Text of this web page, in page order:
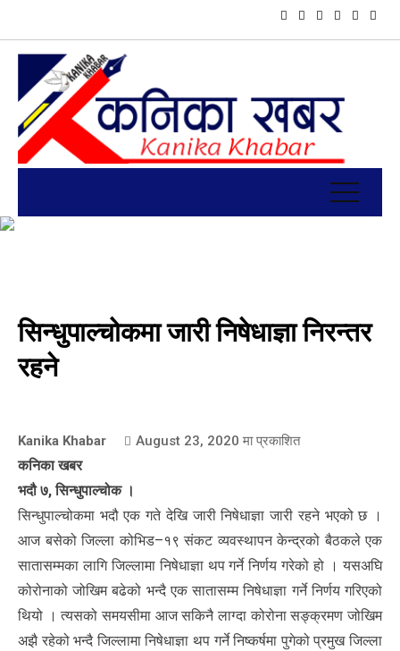
सिन्धुपाल्चोकमा जारी निषेधाज्ञा निरन्तर
रहने
Kanika Khabar August 23, 2020 मा प्रकाशित
कनिका खबर
भदौ ७, सिन्धुपाल्चोक ।
सिन्धुपाल्चोकमा भदौ एक गते देखि जारी निषेधाज्ञा जारी रहने भएको छ ।
आज बसेको जिल्ला कोभिड–१९ संकट व्यवस्थापन केन्द्रको बैठकले एक
सातासम्मका लागि जिल्लामा निषेधाज्ञा थप गर्ने निर्णय गरेको हो । यसअघि
कोरोनाको जोखिम बढेको भन्दै एक सातासम्म निषेधाज्ञा गर्ने निर्णय गरिएको
थियो । त्यसको समयसीमा आज सकिनै लाग्दा कोरोना सङ्क्रमण जोखिम
अझै रहेको भन्दै जिल्लामा निषेधाज्ञा थप गर्ने निष्कर्षमा पुगेको प्रमुख जिल्ला